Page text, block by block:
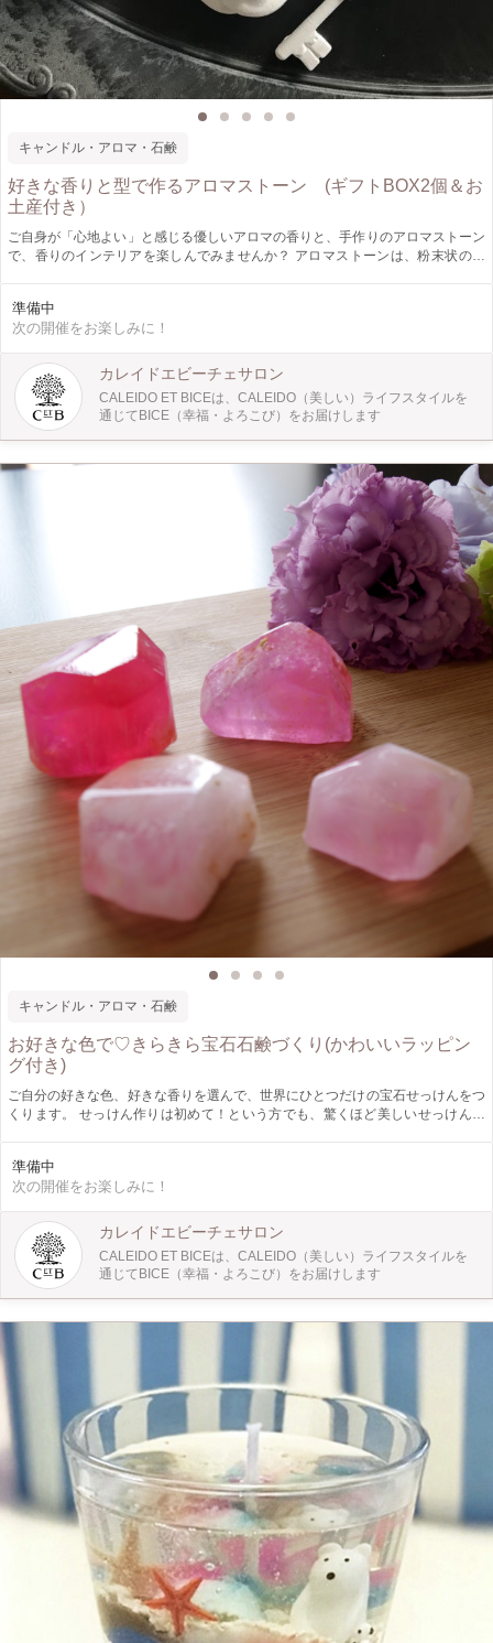
キャンドル・アロマ・石鹸
好きな香りと型で作るアロマストーン (ギフトBOX2個＆お
土産付き）
ご自身が「心地よい」と感じる優しいアロマの香りと、手作りのアロマストーン
で、香りのインテリアを楽しんでみませんか？ アロマストーンは、粉末状の石
に。 火や電気を使わないので、お子さまがいるご家庭でも安心してお使いいた
だけます。 ・おしゃれなアロマストーンを作りたい ・香りでリラックスorリフ
の楽しいレッスンとなっています。 ［仕様］ アロマストーン：石膏100ｇ（お
好きな形で大・中サイズを2,3個、小さいサイズを４～6個作成できます） 香
り：カレイドエビーチェの特別なアロマをご提供♪ ラッピング：2人分のギフト
セットが完成します。 【CALEIDO ET BICE（カレイドエビーチェ）とは？】
「GLOBAL WORK」「LOWRYS FARM」「niko and ...」 など数多くのファッシ
ョンブランドを持つ、株式会社アダストリアの初のコスメブランドです。
「CALEIDO ET BICE」は、CALEIDO（美しい）ライフスタイルを通じて、
BICE（幸福・よろこび）をお届けする、日々の仕事、趣味、家事など自分を取
り巻く全ての事に前向きに取り組み、毎日を忙しく過ごしている女性達へ、『植
物の力』を通して、肌やからだにやさしく、使っていて気持ちがいい、自然を感
じさせるナチュラルコスメを展開しています。
準備中
次の開催をお楽しみに！
カレイドエビーチェサロン
CALEIDO ET BICEは、CALEIDO（美しい）ライフスタイルを
通じてBICE（幸福・よろこび）をお届けします
キャンドル・アロマ・石鹸
お好きな色で♡きらきら宝石石鹸づくり(かわいいラッピン
グ付き)
ご自分の好きな色、好きな香りを選んで、世界にひとつだけの宝石せっけんをつ
くります。 せっけん作りは初めて！という方でも、驚くほど美しいせっけんを
飾っておくだけではもったいない、使い心地の良い石けんです。 ［仕様］ 石
鹸：90g×2種類（それぞれ1〜4つまで切り分けて頂くことが可能です。） 香
セットが完成します。 【CALEIDO ET BICE（カレイドエビーチェ）とは？】
「GLOBAL WORK」「LOWRYS FARM」「niko and ...」 など数多くのファッシ
ョンブランドを持つ、株式会社アダストリアの初のコスメブランドです。
「CALEIDO ET BICE」は、CALEIDO（美しい）ライフスタイルを通じて、
BICE（幸福・よろこび）をお届けする、日々の仕事、趣味、家事など自分を取
り巻く全ての事に前向きに取り組み、毎日を忙しく過ごしている女性達へ、『植
物の力』を通して、肌やからだにやさしく、使っていて気持ちがいい、自然を感
準備中
次の開催をお楽しみに！
カレイドエビーチェサロン
CALEIDO ET BICEは、CALEIDO（美しい）ライフスタイルを
通じてBICE（幸福・よろこび）をお届けします